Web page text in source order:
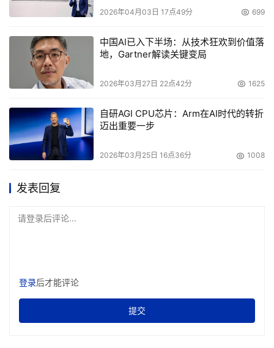
2026年04月03日 17点49分 699
中国AI已入下半场：从技术狂欢到价值落
地，Gartner解读关键变局
2026年03月27日 22点42分 1625
自研AGI CPU芯片：Arm在AI时代的转折
迈出重要一步
2026年03月25日 16点36分 1008
发表回复
请登录后评论...
登录后才能评论
提交